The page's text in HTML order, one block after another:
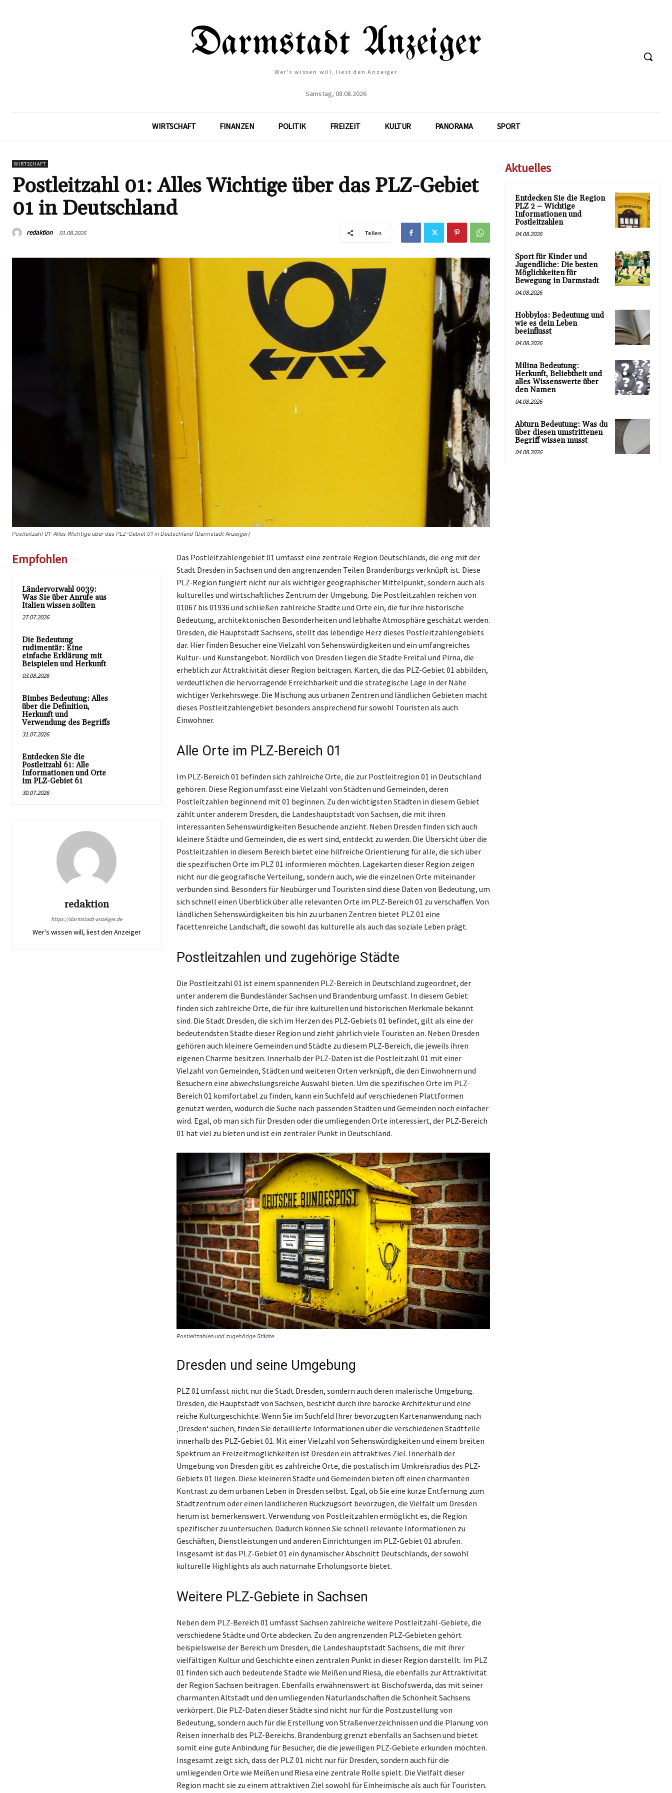
Wer's wissen will, liest den Anzeiger
Samstag, 08.08.2026
WIRTSCHAFT FINANZEN POLITIK FREIZEIT KULTUR PANORAMA SPORT
WIRTSCHAFT
Postleitzahl 01: Alles Wichtige über das PLZ-Gebiet
01 in Deutschland
redaktion 01.08.2026 Teilen
Postleitzahl 01: Alles Wichtige über das PLZ-Gebiet 01 in Deutschland (Darmstadt Anzeiger)
Empfohlen
Ländervorwahl 0039:
Was Sie über Anrufe aus
Italien wissen sollten
27.07.2026
Die Bedeutung
rudimentär: Eine
einfache Erklärung mit
Beispielen und Herkunft
03.08.2026
Bimbes Bedeutung: Alles
über die Definition,
Herkunft und
Verwendung des Begriffs
31.07.2026
Entdecken Sie die
Postleitzahl 61: Alle
Informationen und Orte
im PLZ-Gebiet 61
30.07.2026
redaktion
https://darmstadt-anzeiger.de
Wer's wissen will, liest den Anzeiger
Das Postleitzahlengebiet 01 umfasst eine zentrale Region Deutschlands, die eng mit der
Stadt Dresden in Sachsen und den angrenzenden Teilen Brandenburgs verknüpft ist. Diese
PLZ-Region fungiert nicht nur als wichtiger geographischer Mittelpunkt, sondern auch als
kulturelles und wirtschaftliches Zentrum der Umgebung. Die Postleitzahlen reichen von
01067 bis 01936 und schließen zahlreiche Städte und Orte ein, die für ihre historische
Bedeutung, architektonischen Besonderheiten und lebhafte Atmosphäre geschätzt werden.
Dresden, die Hauptstadt Sachsens, stellt das lebendige Herz dieses Postleitzahlengebiets
dar. Hier finden Besucher eine Vielzahl von Sehenswürdigkeiten und ein umfangreiches
Kultur- und Kunstangebot. Nördlich von Dresden liegen die Städte Freital und Pirna, die
erheblich zur Attraktivität dieser Region beitragen. Karten, die das PLZ-Gebiet 01 abbilden,
verdeutlichen die hervorragende Erreichbarkeit und die strategische Lage in der Nähe
wichtiger Verkehrswege. Die Mischung aus urbanen Zentren und ländlichen Gebieten macht
dieses Postleitzahlengebiet besonders ansprechend für sowohl Touristen als auch
Einwohner.
Alle Orte im PLZ-Bereich 01
Im PLZ-Bereich 01 befinden sich zahlreiche Orte, die zur Postleitregion 01 in Deutschland
gehören. Diese Region umfasst eine Vielzahl von Städten und Gemeinden, deren
Postleitzahlen beginnend mit 01 beginnen. Zu den wichtigsten Städten in diesem Gebiet
zählt unter anderem Dresden, die Landeshauptstadt von Sachsen, die mit ihren
interessanten Sehenswürdigkeiten Besuchende anzieht. Neben Dresden finden sich auch
kleinere Städte und Gemeinden, die es wert sind, entdeckt zu werden. Die Übersicht über die
Postleitzahlen in diesem Bereich bietet eine hilfreiche Orientierung für alle, die sich über
die spezifischen Orte im PLZ 01 informieren möchten. Lagekarten dieser Region zeigen
nicht nur die geografische Verteilung, sondern auch, wie die einzelnen Orte miteinander
verbunden sind. Besonders für Neubürger und Touristen sind diese Daten von Bedeutung, um
sich schnell einen Überblick über alle relevanten Orte im PLZ-Bereich 01 zu verschaffen. Von
ländlichen Sehenswürdigkeiten bis hin zu urbanen Zentren bietet PLZ 01 eine
facettenreiche Landschaft, die sowohl das kulturelle als auch das soziale Leben prägt.
Postleitzahlen und zugehörige Städte
Die Postleitzahl 01 ist einem spannenden PLZ-Bereich in Deutschland zugeordnet, der
unter anderem die Bundesländer Sachsen und Brandenburg umfasst. In diesem Gebiet
finden sich zahlreiche Orte, die für ihre kulturellen und historischen Merkmale bekannt
sind. Die Stadt Dresden, die sich im Herzen des PLZ-Gebiets 01 befindet, gilt als eine der
bedeutendsten Städte dieser Region und zieht jährlich viele Touristen an. Neben Dresden
gehören auch kleinere Gemeinden und Städte zu diesem PLZ-Bereich, die jeweils ihren
eigenen Charme besitzen. Innerhalb der PLZ-Daten ist die Postleitzahl 01 mit einer
Vielzahl von Gemeinden, Städten und weiteren Orten verknüpft, die den Einwohnern und
Besuchern eine abwechslungsreiche Auswahl bieten. Um die spezifischen Orte im PLZ-
Bereich 01 komfortabel zu finden, kann ein Suchfeld auf verschiedenen Plattformen
genutzt werden, wodurch die Suche nach passenden Städten und Gemeinden noch einfacher
wird. Egal, ob man sich für Dresden oder die umliegenden Orte interessiert, der PLZ-Bereich
01 hat viel zu bieten und ist ein zentraler Punkt in Deutschland.
Postleitzahlen und zugehörige Städte
Dresden und seine Umgebung
PLZ 01 umfasst nicht nur die Stadt Dresden, sondern auch deren malerische Umgebung.
Dresden, die Hauptstadt von Sachsen, besticht durch ihre barocke Architektur und eine
reiche Kulturgeschichte. Wenn Sie im Suchfeld Ihrer bevorzugten Kartenanwendung nach
‚Dresden‘ suchen, finden Sie detaillierte Informationen über die verschiedenen Stadtteile
innerhalb des PLZ-Gebiet 01. Mit einer Vielzahl von Sehenswürdigkeiten und einem breiten
Spektrum an Freizeitmöglichkeiten ist Dresden ein attraktives Ziel. Innerhalb der
Umgebung von Dresden gibt es zahlreiche Orte, die postalisch im Umkreisradius des PLZ-
Gebiets 01 liegen. Diese kleineren Städte und Gemeinden bieten oft einen charmanten
Kontrast zu dem urbanen Leben in Dresden selbst. Egal, ob Sie eine kurze Entfernung zum
Stadtzentrum oder einen ländlicheren Rückzugsort bevorzugen, die Vielfalt um Dresden
herum ist bemerkenswert. Verwendung von Postleitzahlen ermöglicht es, die Region
spezifischer zu untersuchen. Dadurch können Sie schnell relevante Informationen zu
Geschäften, Dienstleistungen und anderen Einrichtungen im PLZ-Gebiet 01 abrufen.
Insgesamt ist das PLZ-Gebiet 01 ein dynamischer Abschnitt Deutschlands, der sowohl
kulturelle Highlights als auch naturnahe Erholungsorte bietet.
Weitere PLZ-Gebiete in Sachsen
Neben dem PLZ-Bereich 01 umfasst Sachsen zahlreiche weitere Postleitzahl-Gebiete, die
verschiedene Städte und Orte abdecken. Zu den angrenzenden PLZ-Gebieten gehört
beispielsweise der Bereich um Dresden, die Landeshauptstadt Sachsens, die mit ihrer
vielfältigen Kultur und Geschichte einen zentralen Punkt in dieser Region darstellt. Im PLZ
01 finden sich auch bedeutende Städte wie Meißen und Riesa, die ebenfalls zur Attraktivität
der Region Sachsen beitragen. Ebenfalls erwähnenswert ist Bischofswerda, das mit seiner
charmanten Altstadt und den umliegenden Naturlandschaften die Schönheit Sachsens
verkörpert. Die PLZ-Daten dieser Städte sind nicht nur für die Postzustellung von
Bedeutung, sondern auch für die Erstellung von Straßenverzeichnissen und die Planung von
Reisen innerhalb des PLZ-Bereichs. Brandenburg grenzt ebenfalls an Sachsen und bietet
somit eine gute Anbindung für Besucher, die die jeweiligen PLZ-Gebiete erkunden möchten.
Insgesamt zeigt sich, dass der PLZ 01 nicht nur für Dresden, sondern auch für die
umliegenden Orte wie Meißen und Riesa eine zentrale Rolle spielt. Die Vielfalt dieser
Region macht sie zu einem attraktiven Ziel sowohl für Einheimische als auch für Touristen.
Aktuelles
Entdecken Sie die Region
PLZ 2 – Wichtige
Informationen und
Postleitzahlen
04.08.2026
Sport für Kinder und
Jugendliche: Die besten
Möglichkeiten für
Bewegung in Darmstadt
04.08.2026
Hobbylos: Bedeutung und
wie es dein Leben
beeinflusst
04.08.2026
Milina Bedeutung:
Herkunft, Beliebtheit und
alles Wissenswerte über
den Namen
04.08.2026
Abturn Bedeutung: Was du
über diesen umstrittenen
Begriff wissen musst
04.08.2026